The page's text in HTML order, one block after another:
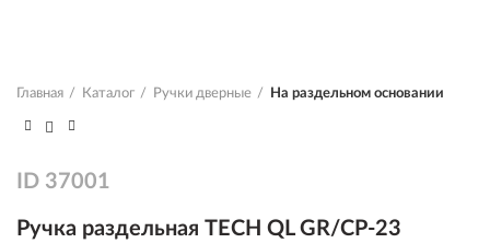
Главная Каталог Ручки дверные На раздельном основании
ID 37001
Ручка раздельная TECH QL GR/CP-23